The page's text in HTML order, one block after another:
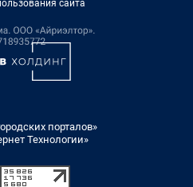
сайта
порталов»
Технологии»